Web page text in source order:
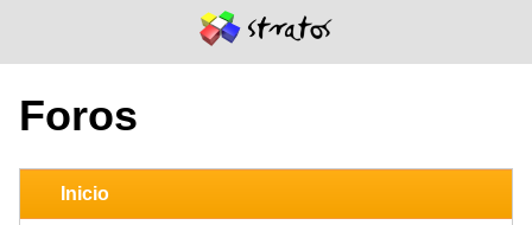
Foros
Inicio